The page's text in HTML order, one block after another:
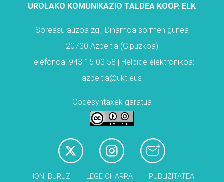
UROLAKO KOMUNIKAZIO TALDEA KOOP. ELK
Soreasu auzoa zg., Dinamoa sormen gunea
20730 Azpeitia (Gipuzkoa)
Telefonoa: 943-15 03 58 | Helbide elektronikoa:
azpeitia@ukt.eus
Codesyntaxek garatua
HONI BURUZ LEGE OHARRA PUBLIZITATEA